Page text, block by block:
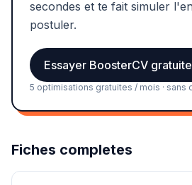
secondes et te fait simuler
postuler.
Essayer BoosterCV
5 optimisations gratuites / mois · sans
Fiches completes